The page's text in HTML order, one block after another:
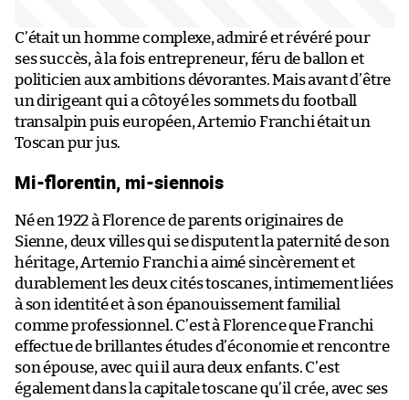
C’était un homme complexe, admiré et révéré pour
ses succès, à la fois entrepreneur, féru de ballon et
politicien aux ambitions dévorantes. Mais avant d’être
un dirigeant qui a côtoyé les sommets du football
transalpin puis européen, Artemio Franchi était un
Toscan pur jus.
Mi-florentin, mi-siennois
Né en 1922 à Florence de parents originaires de
Sienne, deux villes qui se disputent la paternité de son
héritage, Artemio Franchi a aimé sincèrement et
durablement les deux cités toscanes, intimement liées
à son identité et à son épanouissement familial
comme professionnel. C’est à Florence que Franchi
effectue de brillantes études d’économie et rencontre
son épouse, avec qui il aura deux enfants. C’est
également dans la capitale toscane qu’il crée, avec ses